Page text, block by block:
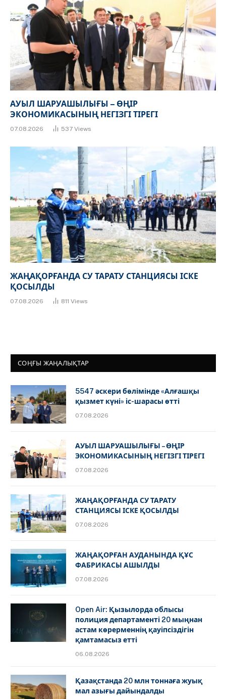
АУЫЛ ШАРУАШЫЛЫҒЫ – ӨҢІР
ЭКОНОМИКАСЫНЫҢ НЕГІЗГІ ТІРЕГІ
07.08.2026 537 Views
ЖАҢАҚОРҒАНДА СУ ТАРАТУ СТАНЦИЯСЫ ІСКЕ
ҚОСЫЛДЫ
07.08.2026 811 Views
СОҢҒЫ ЖАҢАЛЫҚТАР
5547 әскери бөлімінде «Алғашқы
қызмет күні» іс-шарасы өтті
07.08.2026
АУЫЛ ШАРУАШЫЛЫҒЫ – ӨҢІР
ЭКОНОМИКАСЫНЫҢ НЕГІЗГІ ТІРЕГІ
07.08.2026
ЖАҢАҚОРҒАНДА СУ ТАРАТУ
СТАНЦИЯСЫ ІСКЕ ҚОСЫЛДЫ
07.08.2026
ЖАҢАҚОРҒАН АУДАНЫНДА ҚҰС
ФАБРИКАСЫ АШЫЛДЫ
07.08.2026
Open Air: Қызылорда облысы
полиция департаменті 20 мыңнан
астам көрерменнің қауіпсіздігін
қамтамасыз етті
06.08.2026
Қазақстанда 20 млн тоннаға жуық
мал азығы дайындалды